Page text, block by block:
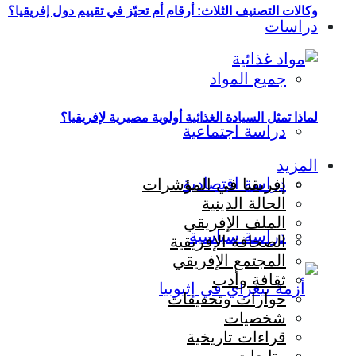
دراسات
جميع المواد
دراسة اجتماعية
دراسة اقتصادية
دراسة سياسية
وكالات التصنيف الثلاث: أرقام أم تحيّز في تقييم دول إفريقيا؟
لماذا تمثل السيادة الغذائية أولوية مصيرية لإفريقيا؟
المزيد
إفريقيا في المؤشرات
الحالة الدينية
الملف الإفريقي
الصحافة الإفريقية
المجتمع الإفريقي
ثقافة وأدب
حوارات وتحقيقات
شخصيات
قراءات تاريخية